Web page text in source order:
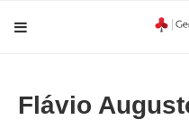
Flávio